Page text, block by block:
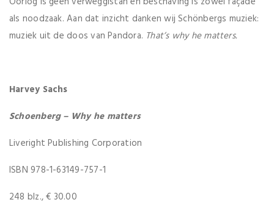
als noodzaak. Aan dat inzicht danken wij Schönbergs muziek:
muziek uit de doos van Pandora. That’s why he matters.
Harvey Sachs
Schoenberg – Why he matters
Liveright Publishing Corporation
ISBN 978-1-63149-757-1
248 blz., € 30.00